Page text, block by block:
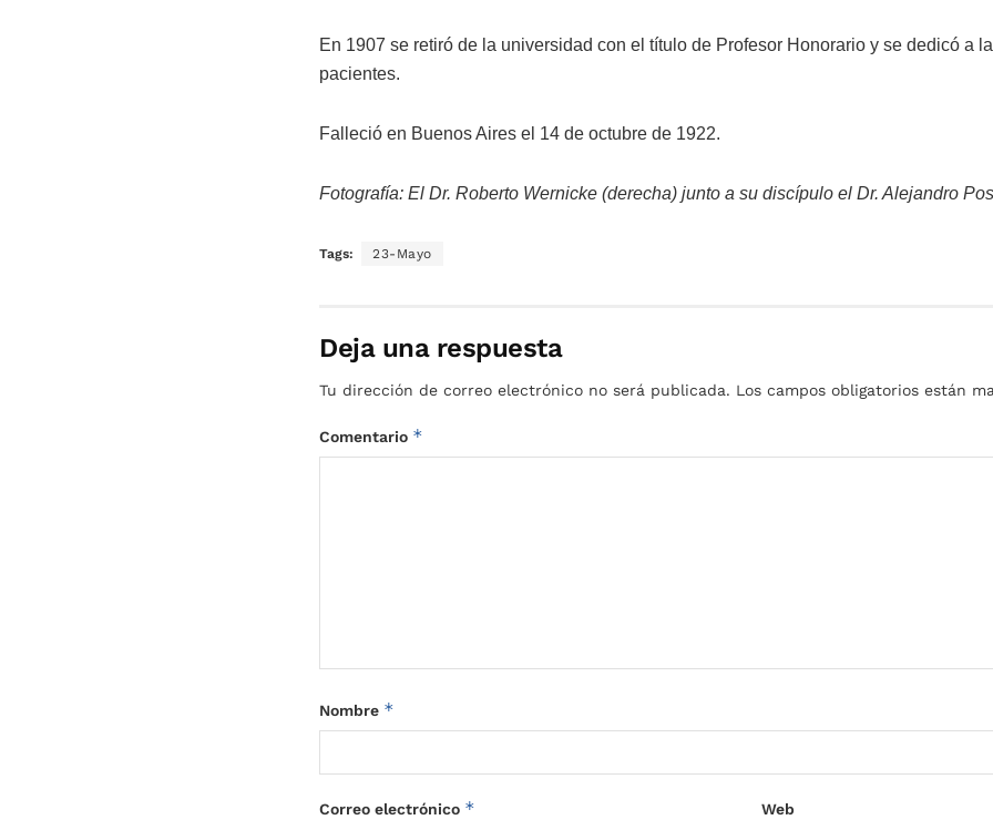
En 1907 se retiró de la universidad con el título de Profesor Honorario y se dedicó a
pacientes.
Falleció en Buenos Aires el 14 de octubre de 1922.
Fotografía: El Dr. Roberto Wernicke (derecha) junto a su discípulo el Dr. Alejandro
Tags: 23-Mayo
Deja una respuesta
Tu dirección de correo electrónico no será publicada. Los campos obligatorios están
Comentario *
Nombre *
Correo electrónico * Web